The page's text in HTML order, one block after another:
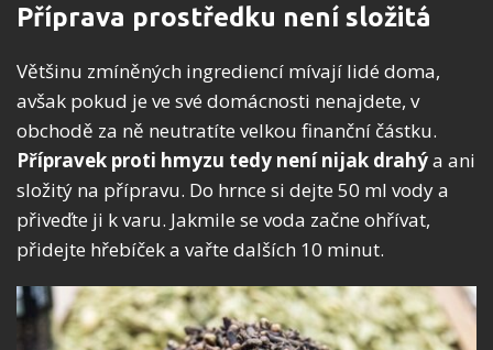
Příprava prostředku není složitá
Většinu zmíněných ingrediencí mívají lidé doma,
avšak pokud je ve své domácnosti nenajdete, v
obchodě za ně neutratíte velkou finanční částku.
Přípravek proti hmyzu tedy není nijak drahýa ani
složitý na přípravu. Do hrnce si dejte 50 ml vody a
přiveďte ji k varu. Jakmile se voda začne ohřívat,
přidejte hřebíček a vařte dalších 10 minut.